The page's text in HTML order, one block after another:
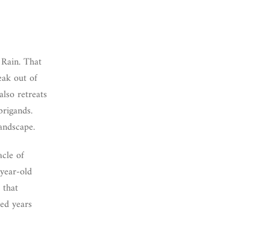
That
out of
retreats
of
old
that
years